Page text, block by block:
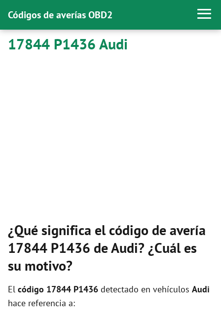
Códigos de averías OBD2
17844 P1436 Audi
¿Qué significa el código de avería
17844 P1436 de Audi? ¿Cuál es
su motivo?
El código 17844 P1436 detectado en vehículos Audi
hace referencia a: